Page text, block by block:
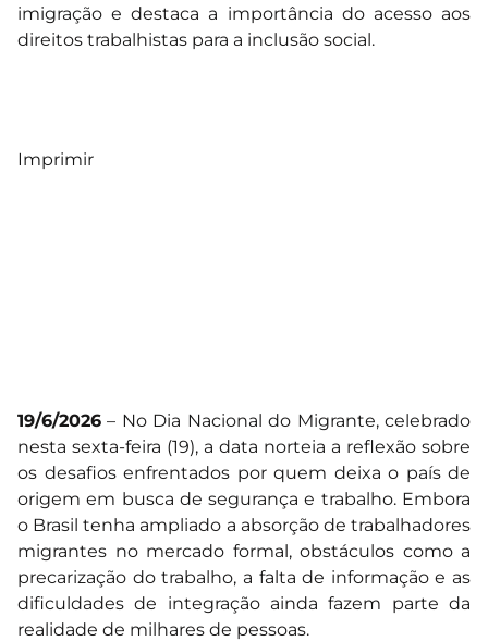
imigração e destaca a importância do acesso aos
direitos trabalhistas para a inclusão social.
Imprimir
19/6/2026 – No Dia Nacional do Migrante, celebrado
nesta sexta-feira (19), a data norteia a reflexão sobre
os desafios enfrentados por quem deixa o país de
origem em busca de segurança e trabalho. Embora
o Brasil tenha ampliado a absorção de trabalhadores
migrantes no mercado formal, obstáculos como a
precarização do trabalho, a falta de informação e as
dificuldades de integração ainda fazem parte da
realidade de milhares de pessoas.